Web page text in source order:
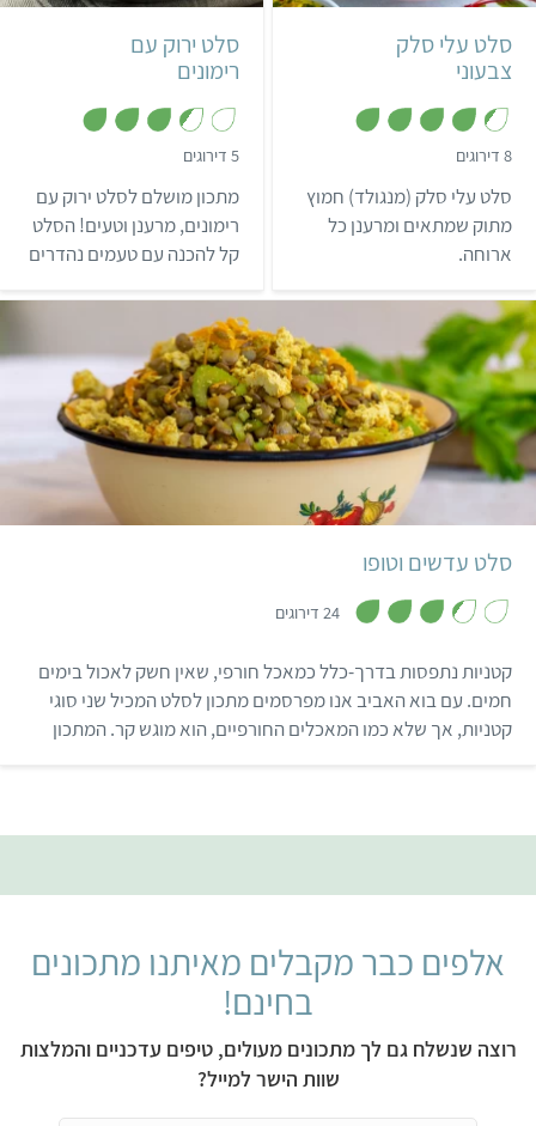
סלט עלי סלק
צבעוני
8 דירוגים
.
3
מ
ת
סלט עלי סלק (מנגולד) חמוץ
מתוק שמתאים ומרענן כל
ארוחה.
סלט ירוק עם
רימונים
5 דירוגים
.
4
מ
ת
ו
מתכון מושלם לסלט ירוק עם
רימונים, מרענן וטעים! הסלט
קל להכנה עם טעמים נהדרים
חגיגית שמתאימה לראש
השנה או לכל סעודה אחרת
שרוצים להפוך למיוחדת יותר.
קל 10 דקות
סלט עדשים וטופו
24 דירוגים
ת
ו
ך
5
קטניות נתפסות בדרך-כלל כמאכל חורפי, שאין חשק לאכול בימים
חמים. עם בוא האביב אנו מפרסמים מתכון לסלט המכיל שני סוגי
קטניות, אך שלא כמו המאכלים החורפיים, הוא מוגש קר. המתכון
אלפים כבר מקבלים מאיתנו מתכונים
בחינם!
רוצה שנשלח גם לך מתכונים מעולים, טיפים עדכניים והמלצות
שוות הישר למייל?